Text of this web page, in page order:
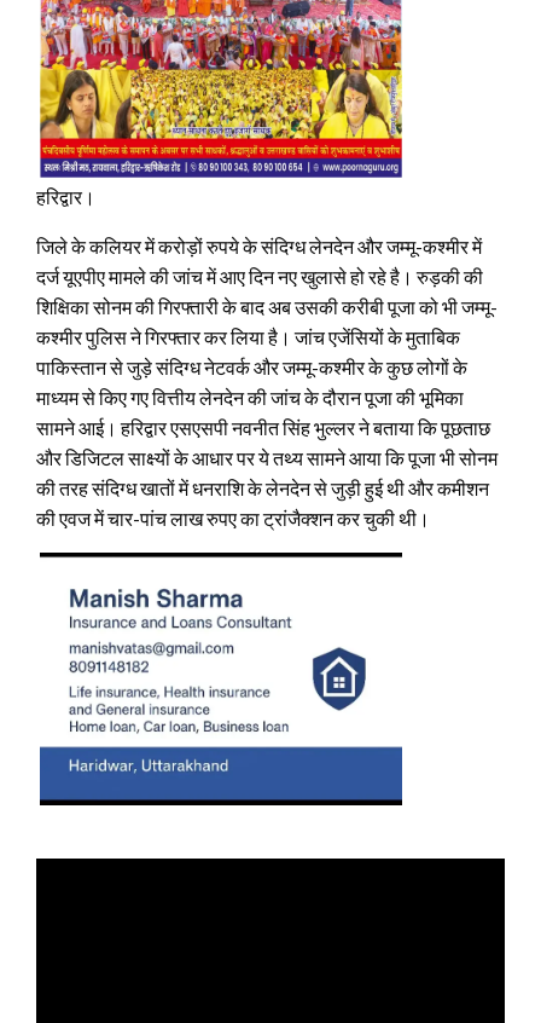
हरिद्वार।
जिले के कलियर में करोड़ों रुपये के संदिग्ध लेनदेन और जम्मू-कश्मीर में
दर्ज यूएपीए मामले की जांच में आए दिन नए खुलासे हो रहे है। रुड़की की
शिक्षिका सोनम की गिरफ्तारी के बाद अब उसकी करीबी पूजा को भी जम्मू-
कश्मीर पुलिस ने गिरफ्तार कर लिया है। जांच एजेंसियों के मुताबिक
पाकिस्तान से जुड़े संदिग्ध नेटवर्क और जम्मू-कश्मीर के कुछ लोगों के
माध्यम से किए गए वित्तीय लेनदेन की जांच के दौरान पूजा की भूमिका
सामने आई। हरिद्वार एसएसपी नवनीत सिंह भुल्लर ने बताया कि पूछताछ
और डिजिटल साक्ष्यों के आधार पर ये तथ्य सामने आया कि पूजा भी सोनम
की तरह संदिग्ध खातों में धनराशि के लेनदेन से जुड़ी हुई थी और कमीशन
की एवज में चार-पांच लाख रुपए का ट्रांजैक्शन कर चुकी थी।